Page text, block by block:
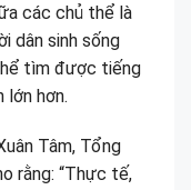
các chủ thể là
dân sinh sống
tìm được tiếng
lớn hơn.
Tâm, Tổng
rằng: “Thực tế,